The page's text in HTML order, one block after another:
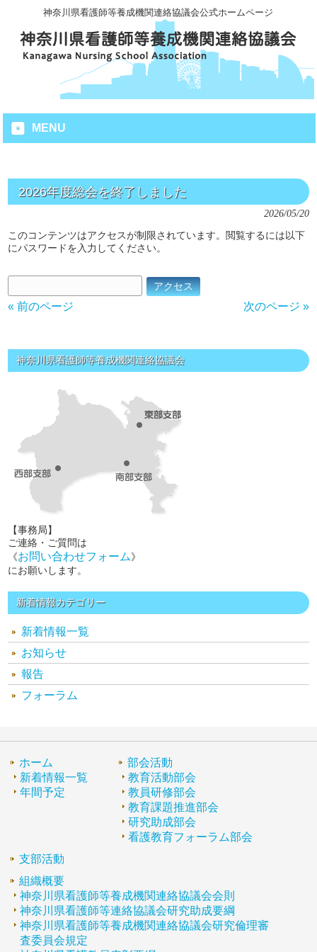
神奈川県看護師等養成機関連絡協議会公式ホームページ
MENU
2026年度総会を終了しました
2026/05/20
このコンテンツはアクセスが制限されています。閲覧するには以下
にパスワードを入力してください。
« 前のページ 次のページ »
神奈川県看護師等養成機関連絡協議会
【事務局】
ご連絡・ご質問は
《お問い合わせフォーム》
にお願いします。
新着情報カテゴリー
新着情報一覧
お知らせ
報告
フォーラム
ホーム
新着情報一覧
年間予定
部会活動
教育活動部会
教員研修部会
教育課題推進部会
研究助成部会
看護教育フォーラム部会
支部活動
組織概要
神奈川県看護師等養成機関連絡協議会会則
神奈川県看護師等連絡協議会研究助成要綱
神奈川県看護師等養成機関連絡協議会研究倫理審
査委員会規定